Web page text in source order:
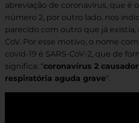
abreviação de coronavírus, que é
número 2, por outro lado, nos
parecido com outro que já existia,
CoV. Por esse motivo, o nome
covid-19 é SARS-CoV-2, que de
significa: “coronavírus 2
respiratória aguda grave“.